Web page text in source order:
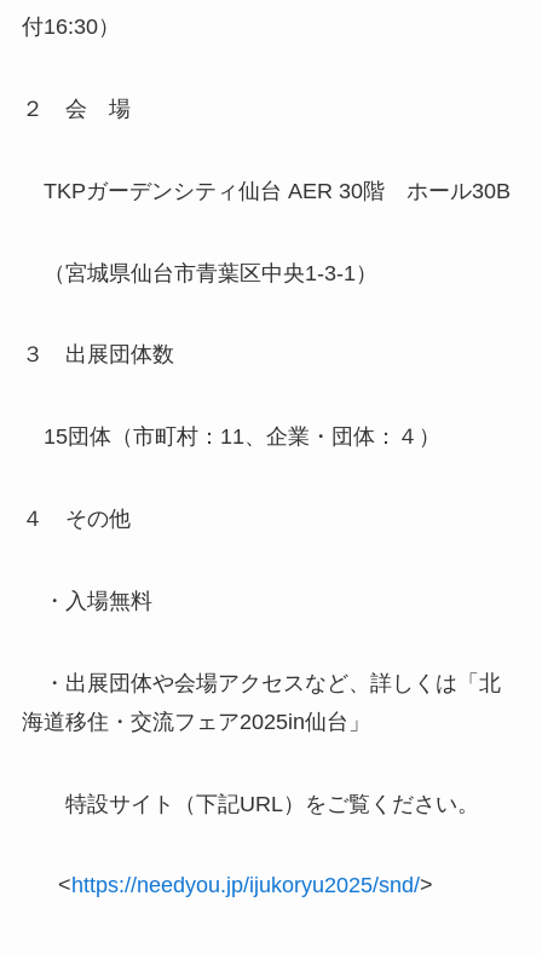
付16:30）
２ 会 場
TKPガーデンシティ仙台 AER 30階 ホール30B
（宮城県仙台市青葉区中央1-3-1）
３ 出展団体数
15団体（市町村：11、企業・団体：４）
４ その他
・入場無料
・出展団体や会場アクセスなど、詳しくは「北
海道移住・交流フェア2025in仙台」
特設サイト（下記URL）をご覧ください。
<https://needyou.jp/ijukoryu2025/snd/>